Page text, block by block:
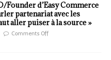
Founder d’Easy Commerce
partenariat avec les
aller puiser à la source »
Comments Off